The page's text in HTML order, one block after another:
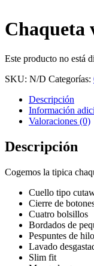
Chaqueta
Este producto no está
SKU: N/D Categorías:
Descripción
Información
Valoraciones (0)
Descripción
Cogemos la tipica
Cuello tipo
Cierre de
Cuatro bolsillos
Bordados de
Pespuntes de
Lavado
Slim fit